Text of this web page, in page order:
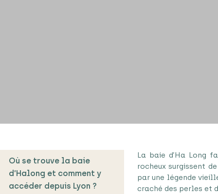
Où se trouve la baie
d’Halong et comment y
accéder depuis Lyon ?
La baie d’Ha Long
rocheux surgissent
par une légende
craché des perles et